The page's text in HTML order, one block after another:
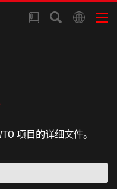
项目的详细文件。